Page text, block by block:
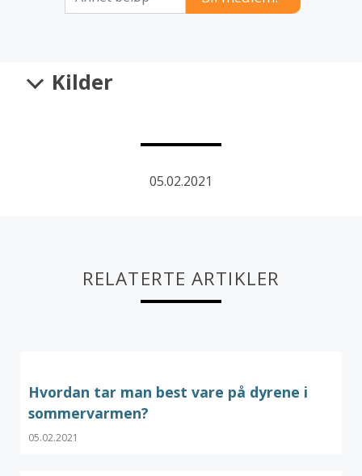
Kilder
05.02.2021
RELATERTE ARTIKLER
Hvordan tar man best vare på dyrene i
sommervarmen?
05.02.2021